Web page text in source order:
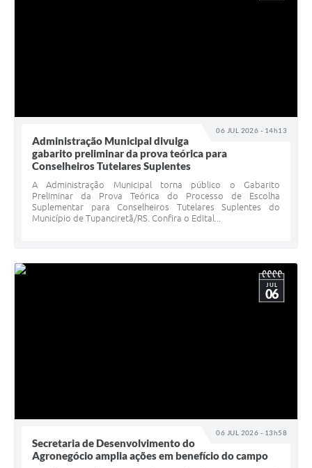
06 JUL 2026 - 14h13
Administração Municipal divulga
gabarito preliminar da prova teórica para
Conselheiros Tutelares Suplentes
A Administração Municipal torna público o Gabarito
Preliminar da Prova Teórica do Processo de Escolha
Suplementar para Conselheiros Tutelares Suplentes do
Município de Tupanciretã/RS. Confira o Edital...
06 JUL 2026 - 13h58
JUL
06
Secretaria de Desenvolvimento do
Agronegócio amplia ações em benefício do campo